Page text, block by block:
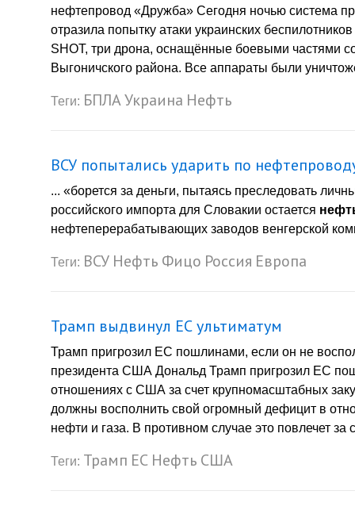
нефтепровод «Дружба» Сегодня ночью система
отразила попытку атаки украинских
SHOT, три дрона, оснащённые боевыми частями
Выгоничского района. Все аппараты были
Теги: БПЛАУкраина Нефть
ВСУ попытались ударить по
... «борется за деньги, пытаясь преследовать
российского импорта для Словакии остается
нефтеперерабатывающих заводов венгерской
Теги: ВСУ Нефть Фицо Россия Европа
Трамп выдвинул ЕС ультиматум
Трамп пригрозил ЕС пошлинами, если он не
президента США Дональд Трамп пригрозил ЕС
отношениях с США за счет крупномасштабных
должны восполнить свой огромный дефицит в
нефти и газа. В противном случае это повлечет
Теги: Трамп ЕС Нефть США